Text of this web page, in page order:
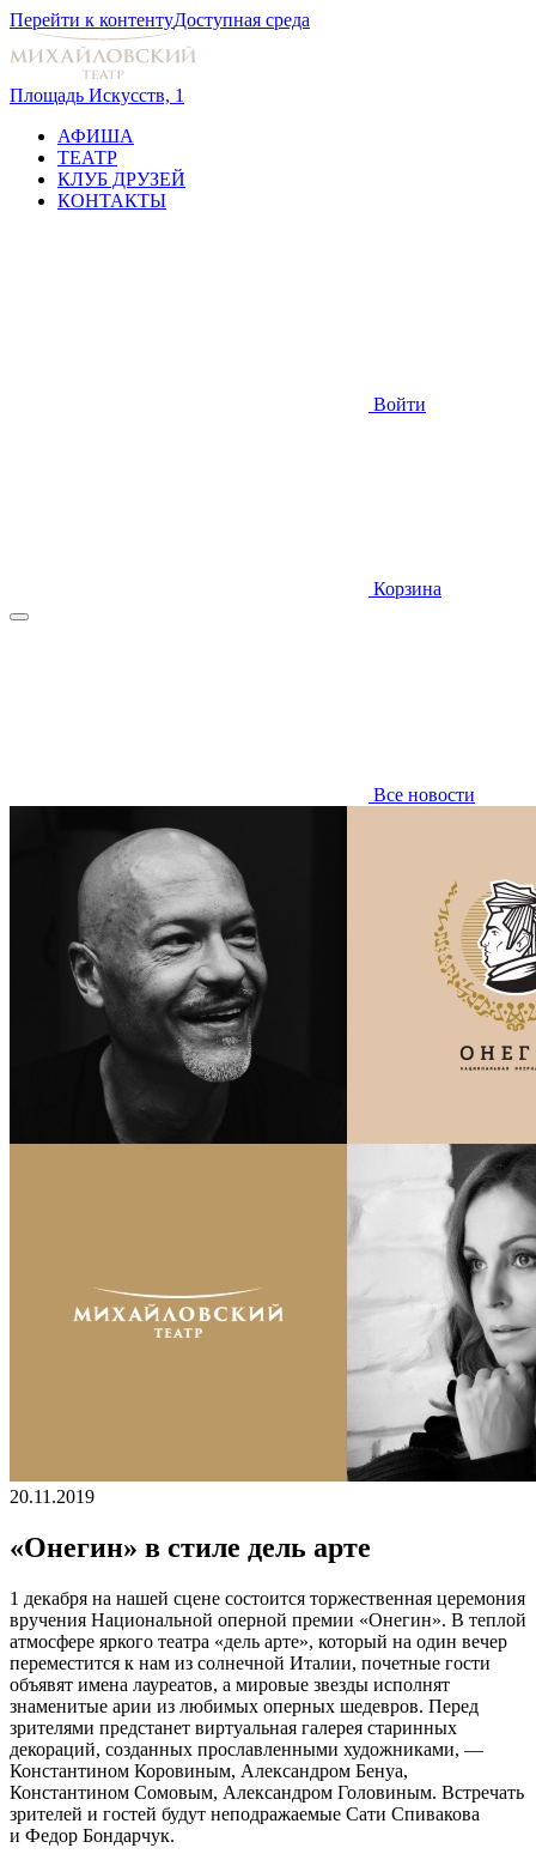
Перейти к контентуДоступная среда
Площадь Искусств, 1
АФИША
ТЕАТР
КЛУБ ДРУЗЕЙ
КОНТАКТЫ
Войти
Корзина
Все новости
20.11.2019
«Онегин» в стиле дель арте
1 декабря на нашей сцене состоится торжественная церемония
вручения Национальной оперной премии «Онегин». В теплой
атмосфере яркого театра «дель арте», который на один вечер
переместится к нам из солнечной Италии, почетные гости
объявят имена лауреатов, а мировые звезды исполнят
знаменитые арии из любимых оперных шедевров. Перед
зрителями предстанет виртуальная галерея старинных
декораций, созданных прославленными художниками, —
Константином Коровиным, Александром Бенуа,
Константином Сомовым, Александром Головиным. Встречать
зрителей и гостей будут неподражаемые Сати Спивакова
и Федор Бондарчук.